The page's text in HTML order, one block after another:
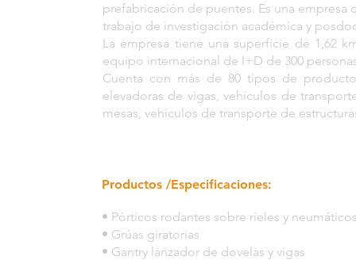
prefabricación de puentes. Es una
trabajo de investigación académica y
La empresa tiene una superficie de 1,62
equipo internacional de I+D de 300
Cuenta con más de 80 tipos de
elevadoras de vigas, vehículos de
mesas, vehículos de transporte de
Productos /Especificaciones:
• Pórticos rodantes sobre rieles y
• Grúas giratorias
• Gantry lanzador de dovelas y vigas